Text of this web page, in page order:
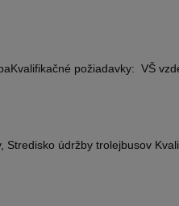
požiadavky: VŠ
Stredisko údržby trolejbusov